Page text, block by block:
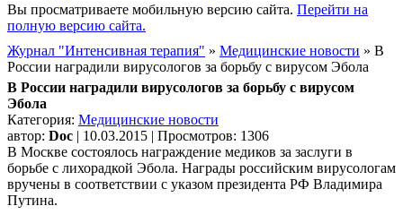
Вы просматриваете мобильную версию сайта. Перейти на
полную версию сайта.
Журнал "Интенсивная терапия" » Медицинские новости » В
России наградили вирусологов за борьбу с вирусом Эбола
В России наградили вирусологов за борьбу с вирусом
Эбола
Категория: Медицинские новости
автор: Doc | 10.03.2015 | Просмотров: 1306
В Москве состоялось награждение медиков за заслуги в
борьбе с лихорадкой Эбола. Награды российским вирусологам
вручены в соответствии с указом президента РФ Владимира
Путина.